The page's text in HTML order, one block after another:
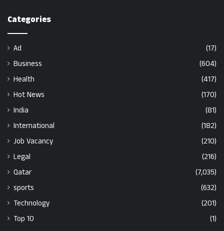
Categories
Ad
(17)
Business
(604)
Health
(417)
Hot News
(170)
India
(81)
International
(182)
Job Vacancy
(210)
Legal
(216)
Qatar
(7,035)
sports
(632)
Technology
(201)
Top 10
(1)